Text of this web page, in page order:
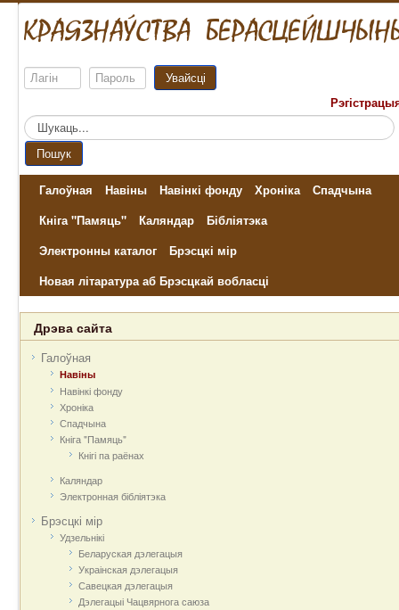
Увайсці
Пошук...
Пошук
Галоўная Навіны Навінкі фонду Хроніка
Спадчына
Кніга "Памяць"
Каляндар
Бібліятэка
Электронны каталог
Брэсцкі мір
Новая літаратура аб Брэсцкай вобласці
Дрэва сайта
Галоўная
Навіны
Навінкі фонду
Хроніка
Спадчына
Кніга "Памяць"
Кнігі па раёнах
Каляндар
Электронная бібліятэка
Брэсцкі мір
Удзельнікі
Беларуская дэлегацыя
Украінская дэлегацыя
Савецкая дэлегацыя
Дэлегацыі Чацвярнога саюза